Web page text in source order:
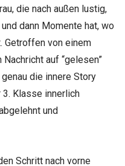
die nach außen lustig,
dann Momente hat, wo
Getroffen von einem
auf “gelesen”
die innere Story
Klasse innerlich
und
Schritt nach vorne